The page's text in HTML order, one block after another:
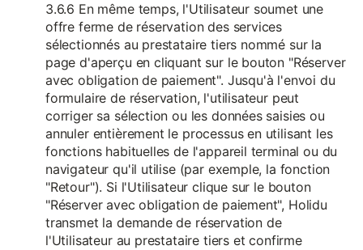
3.6.6 En même temps, l'Utilisateur soumet une
offre ferme de réservation des services
sélectionnés au prestataire tiers nommé sur la
page d'aperçu en cliquant sur le bouton "Réserver
avec obligation de paiement". Jusqu'à l'envoi du
formulaire de réservation, l'utilisateur peut
corriger sa sélection ou les données saisies ou
annuler entièrement le processus en utilisant les
fonctions habituelles de l'appareil terminal ou du
navigateur qu'il utilise (par exemple, la fonction
"Retour"). Si l'Utilisateur clique sur le bouton
"Réserver avec obligation de paiement", Holidu
transmet la demande de réservation de
l'Utilisateur au prestataire tiers et confirme